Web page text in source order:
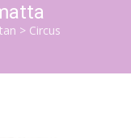
> Circus